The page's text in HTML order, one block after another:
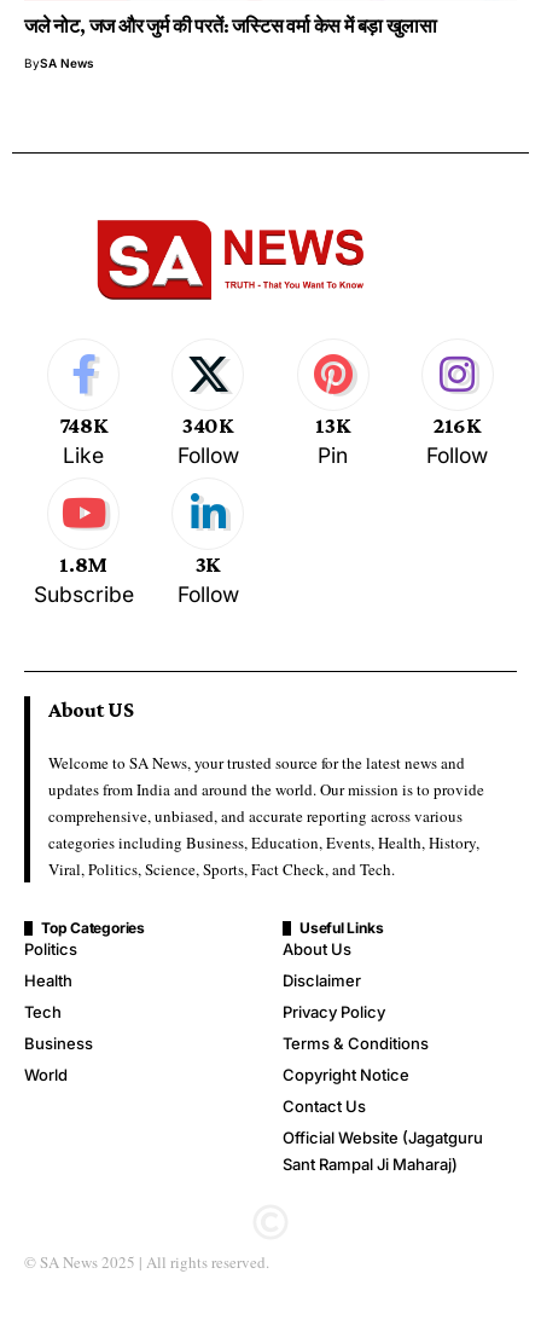
जले नोट, जज और जुर्म की परतें: जस्टिस वर्मा केस में बड़ा खुलासा
BySA News
748K
Like
340K
Follow
13K
Pin
216K
Follow
1.8M
Subscribe
3K
Follow
About US
Welcome to SA News, your trusted source for the latest news and
updates from India and around the world. Our mission is to provide
comprehensive, unbiased, and accurate reporting across various
categories including Business, Education, Events, Health, History,
Viral, Politics, Science, Sports, Fact Check, and Tech.
Top Categories
Politics
Health
Tech
Business
World
Useful Links
About Us
Disclaimer
Privacy Policy
Terms & Conditions
Copyright Notice
Contact Us
Official Website (Jagatguru
Sant Rampal Ji Maharaj)
© SA News 2025 | All rights reserved.